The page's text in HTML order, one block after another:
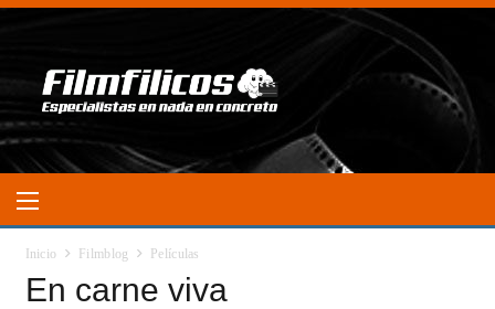
Inicio Filmblog Películas
En carne viva